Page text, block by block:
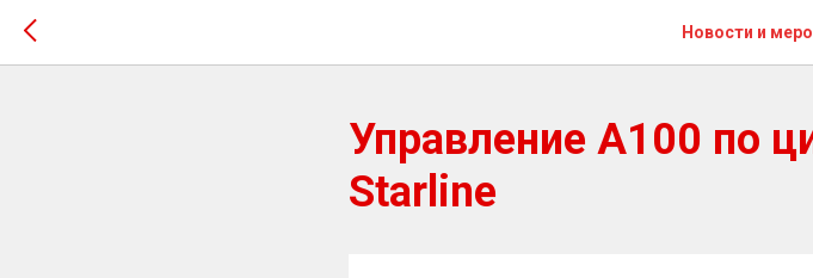
Новости и
Управление А100 по
Starline